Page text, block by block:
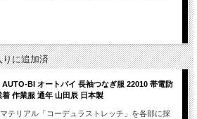
りに追加済
AUTO-BI オートバイ 長袖つなぎ服 22010 帯電防
着 作業服 通年 山田辰 日本製
テリアル「コーデュラストレッチ」を各部に採